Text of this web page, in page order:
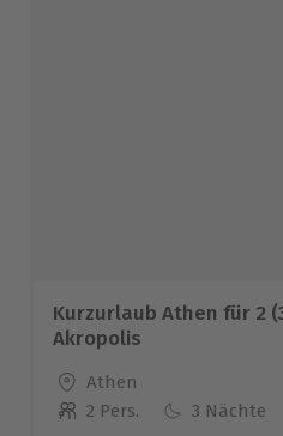
Kurzurlaub Athen für 2
Akropolis
Standort
Athen
Anzahl der Teilnehmer
2 Pers. 3 Nächte